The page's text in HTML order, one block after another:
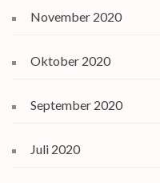
November 2020
Oktober 2020
September 2020
Juli 2020